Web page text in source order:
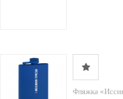
Фляжка